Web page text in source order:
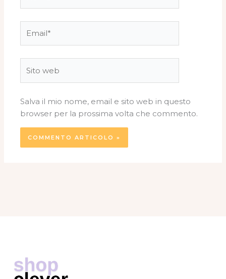
web
Salva il mio nome, email e sito web in questo
browser per la prossima volta che commento.